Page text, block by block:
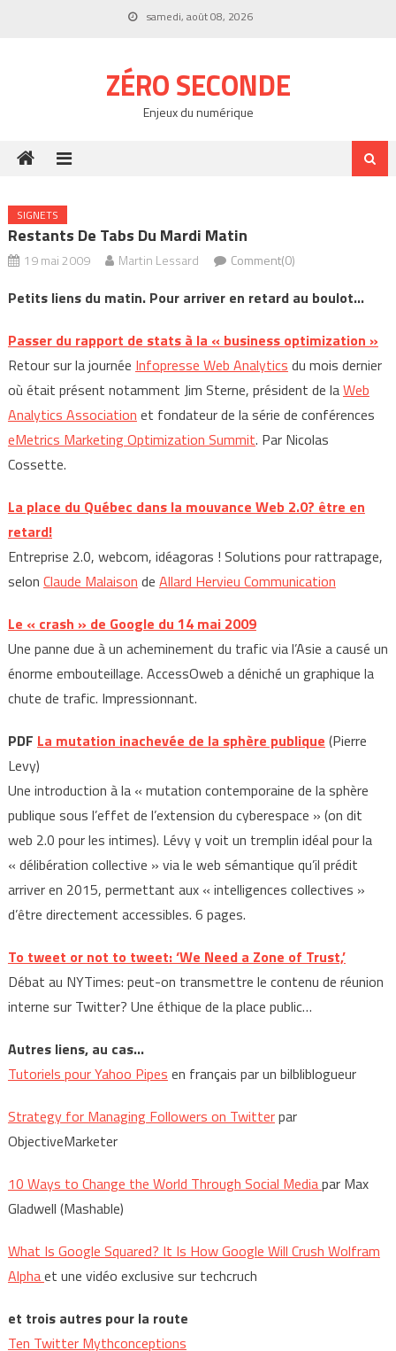
samedi, août 08, 2026
ZÉRO SECONDE
Enjeux du numérique
SIGNETS
Restants De Tabs Du Mardi Matin
19 mai 2009 Martin Lessard Comment(0)
Petits liens du matin. Pour arriver en retard au boulot…
Passer du rapport de stats à la « business optimization »
Retour sur la journée Infopresse Web Analytics du mois dernier
où était présent notamment Jim Sterne, président de laWeb
Analytics Association et fondateur de la série de conférences
eMetrics Marketing Optimization Summit. Par Nicolas
Cossette.
La place du Québec dans la mouvance Web 2.0? être en
retard!
Entreprise 2.0, webcom, idéagoras ! Solutions pour rattrapage,
selon Claude Malaison de Allard Hervieu Communication
Le « crash » de Google du 14 mai 2009
Une panne due à un acheminement du trafic via l’Asie a causé un
énorme embouteillage. AccessOweb a déniché un graphique la
chute de trafic. Impressionnant.
PDF La mutation inachevée de la sphère publique (Pierre
Levy)
Une introduction à la « mutation contemporaine de la sphère
publique sous l’effet de l’extension du cyberespace » (on dit
web 2.0 pour les intimes). Lévy y voit un tremplin idéal pour la
« délibération collective » via le web sémantique qu’il prédit
arriver en 2015, permettant aux « intelligences collectives »
d’être directement accessibles. 6 pages.
To tweet or not to tweet: ‘We Need a Zone of Trust,’
Débat au NYTimes: peut-on transmettre le contenu de réunion
interne sur Twitter? Une éthique de la place public…
Autres liens, au cas…
Tutoriels pour Yahoo Pipes en français par un bilbliblogueur
Strategy for Managing Followers on Twitterpar
ObjectiveMarketer
10 Ways to Change the World Through Social Mediapar Max
Gladwell (Mashable)
What Is Google Squared? It Is How Google Will Crush Wolfram
Alphaet une vidéo exclusive sur techcruch
et trois autres pour la route
Ten Twitter Mythconceptions